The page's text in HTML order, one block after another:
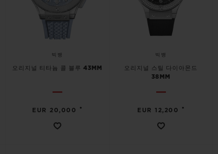
빅뱅
오리지널 티타늄 콜 블루 43MM
EUR 20,000 •
빅뱅
오리지널 스틸 다이아몬드
38MM
EUR 12,200 •